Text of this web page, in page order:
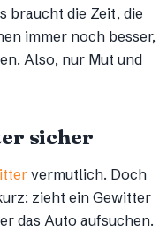
braucht die Zeit, die
immer noch besser,
Also, nur Mut und
sicher
vermutlich. Doch
zieht ein Gewitter
das Auto aufsuchen.